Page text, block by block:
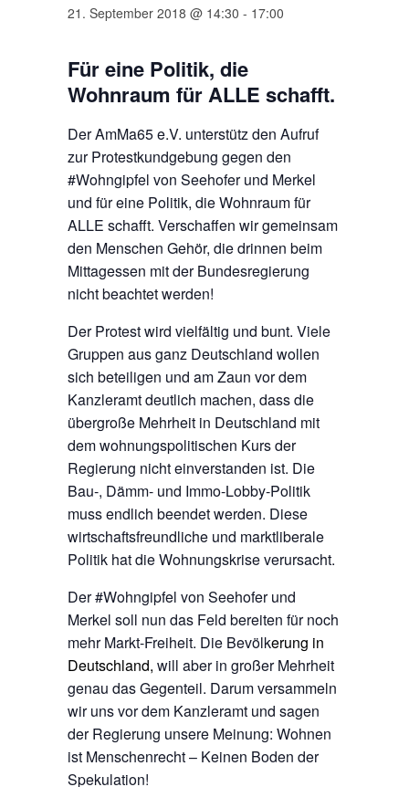
21. September 2018 @ 14:30 - 17:00
Für eine Politik, die
Wohnraum für ALLE schafft.
Der AmMa65 e.V. unterstütz den Aufruf
zur Protestkundgebung gegen den
#Wohngipfel von Seehofer und Merkel
und für eine Politik, die Wohnraum für
ALLE schafft. Verschaffen wir gemeinsam
den Menschen Gehör, die drinnen beim
Mittagessen mit der Bundesregierung
nicht beachtet werden!
Der Protest wird vielfältig und bunt. Viele
Gruppen aus ganz Deutschland wollen
sich beteiligen und am Zaun vor dem
Kanzleramt deutlich machen, dass die
übergroße Mehrheit in Deutschland mit
dem wohnungspolitischen Kurs der
Regierung nicht einverstanden ist. Die
Bau-, Dämm- und Immo-Lobby-Politik
muss endlich beendet werden. Diese
wirtschaftsfreundliche und marktliberale
Politik hat die Wohnungskrise verursacht.
Der #Wohngipfel von Seehofer und
Merkel soll nun das Feld bereiten für noch
mehr Markt-Freiheit. Die Bevölkerung in
Deutschland, will aber in großer Mehrheit
genau das Gegenteil. Darum versammeln
wir uns vor dem Kanzleramt und sagen
der Regierung unsere Meinung: Wohnen
ist Menschenrecht – Keinen Boden der
Spekulation!